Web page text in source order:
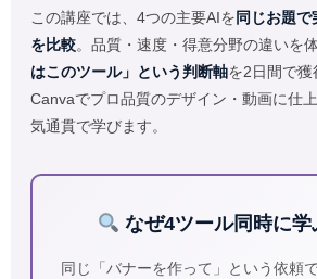
この講座では、4つの主要AIを同じお題
を比較。品質・速度・得意分野の違いを体
はこのツール」という判断軸を2日間で
Canvaでプロ品質のデザイン・動画に仕
気通貫で学びます。
なぜ4ツール同時に学
同じ「バナーを作って」という依頼